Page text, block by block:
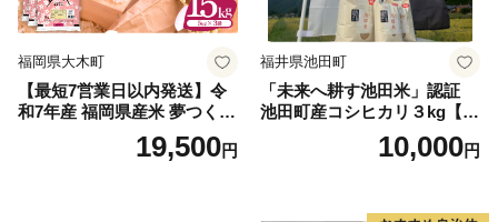
福岡県大木町
【最短7営業日以内発送】令
和7年産 福岡県産米 夢つくし
15kg 精米 ※北海道・沖縄・
19,500円
福井県池田町
「未来へ耕す池田米」認証
池田町産コシヒカリ３kg【お
1人様につき３セットまで】
10,000円